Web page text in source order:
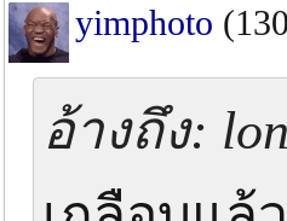
yimphoto (130
อ้างถึง: